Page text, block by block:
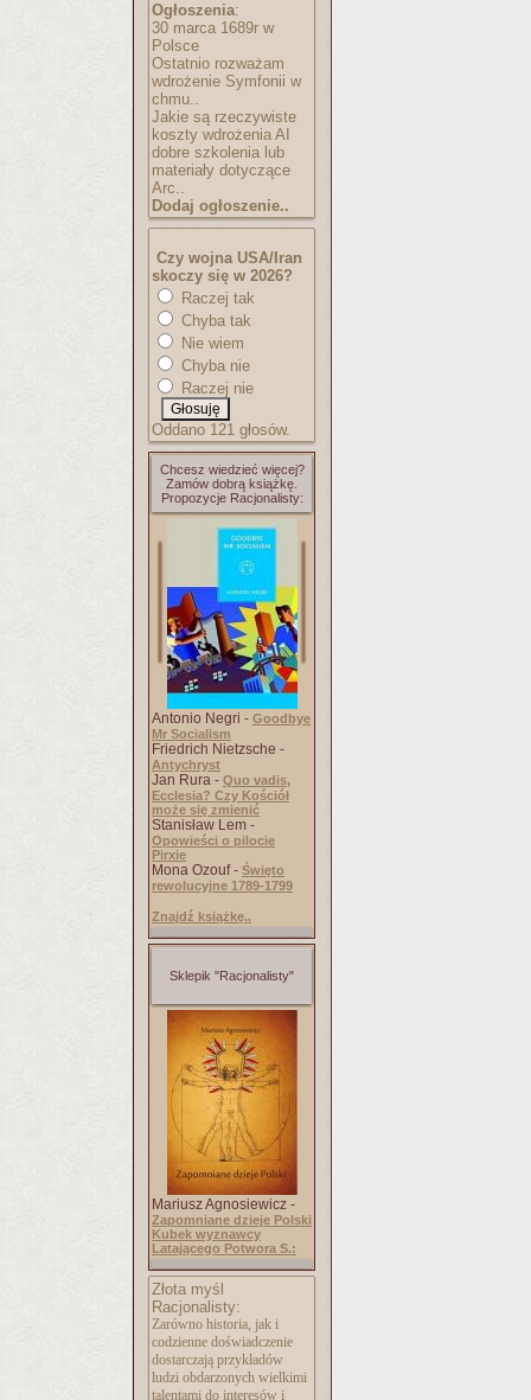
Ogłoszenia:
30 marca 1689r w
Polsce
Ostatnio rozważam
wdrożenie Symfonii w
chmu..
Jakie są rzeczywiste
koszty wdrożenia AI
dobre szkolenia lub
materiały dotyczące
Arc..
Dodaj ogłoszenie..
Czy wojna USA/Iran
skoczy się w 2026?
Raczej tak
Chyba tak
Nie wiem
Chyba nie
Raczej nie
Oddano 121 głosów.
Chcesz wiedzieć więcej?
Zamów dobrą książkę.
Propozycje Racjonalisty:
Antonio Negri - Goodbye
Mr Socialism
Friedrich Nietzsche -
Antychryst
Jan Rura - Quo vadis,
Ecclesia? Czy Kościół
może się zmienić
Stanisław Lem -
Opowieści o pilocie
Pirxie
Mona Ozouf - Święto
rewolucyjne 1789-1799
Znajdź książkę..
Sklepik "Racjonalisty"
Mariusz Agnosiewicz -
Zapomniane dzieje Polski
Kubek wyznawcy
Latającego Potwora S.:
Złota myśl
Racjonalisty:
Zarówno historia, jak i
codzienne doświadczenie
dostarczają przykładów
ludzi obdarzonych wielkimi
talentami do interesów i